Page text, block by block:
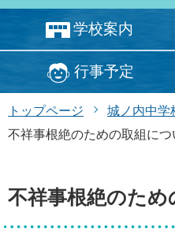
学校案内
行事予定
トップページ 城ノ内中学
不祥事根絶のための取組につ
不祥事根絶のため